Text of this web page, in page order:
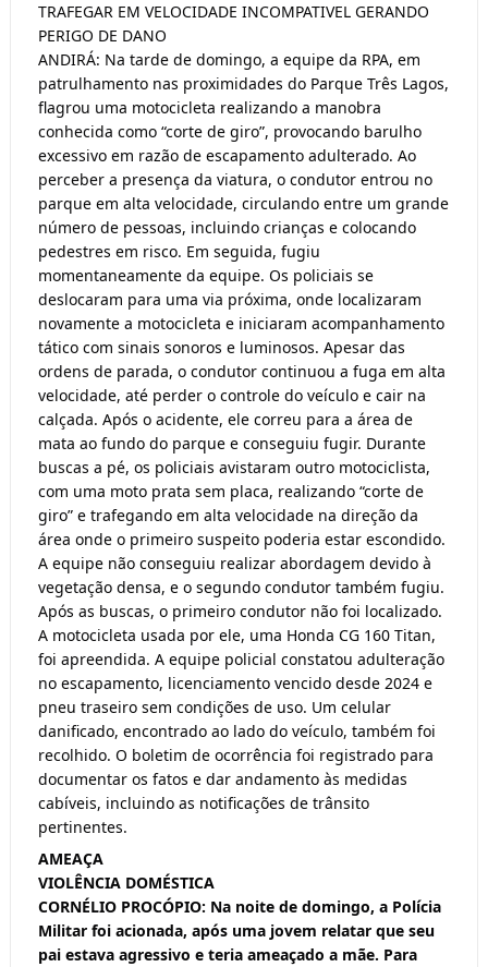
TRAFEGAR EM VELOCIDADE INCOMPATIVEL GERANDO
PERIGO DE DANO
ANDIRÁ: Na tarde de domingo, a equipe da RPA, em
patrulhamento nas proximidades do Parque Três Lagos,
flagrou uma motocicleta realizando a manobra
conhecida como “corte de giro”, provocando barulho
excessivo em razão de escapamento adulterado. Ao
perceber a presença da viatura, o condutor entrou no
parque em alta velocidade, circulando entre um grande
número de pessoas, incluindo crianças e colocando
pedestres em risco. Em seguida, fugiu
momentaneamente da equipe. Os policiais se
deslocaram para uma via próxima, onde localizaram
novamente a motocicleta e iniciaram acompanhamento
tático com sinais sonoros e luminosos. Apesar das
ordens de parada, o condutor continuou a fuga em alta
velocidade, até perder o controle do veículo e cair na
calçada. Após o acidente, ele correu para a área de
mata ao fundo do parque e conseguiu fugir. Durante
buscas a pé, os policiais avistaram outro motociclista,
com uma moto prata sem placa, realizando “corte de
giro” e trafegando em alta velocidade na direção da
área onde o primeiro suspeito poderia estar escondido.
A equipe não conseguiu realizar abordagem devido à
vegetação densa, e o segundo condutor também fugiu.
Após as buscas, o primeiro condutor não foi localizado.
A motocicleta usada por ele, uma Honda CG 160 Titan,
foi apreendida. A equipe policial constatou adulteração
no escapamento, licenciamento vencido desde 2024 e
pneu traseiro sem condições de uso. Um celular
danificado, encontrado ao lado do veículo, também foi
recolhido. O boletim de ocorrência foi registrado para
documentar os fatos e dar andamento às medidas
cabíveis, incluindo as notificações de trânsito
pertinentes.
AMEAÇA
VIOLÊNCIA DOMÉSTICA
CORNÉLIO PROCÓPIO: Na noite de domingo, a Polícia
Militar foi acionada, após uma jovem relatar que seu
pai estava agressivo e teria ameaçado a mãe. Para